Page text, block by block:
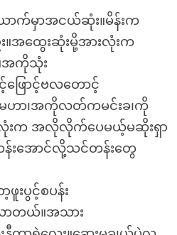
ောက်မှာအငယ်ဆုံး။မိန်းက
အထွေးဆုံးမို့အားလုံးက
အကိုသုံး
ြောင့်ဗလတောင့်
မဟာ၊အကိုလတ်ကမင်းခ၊ကို
လုံးက အလိုလိုက်ပေမယ့်မဆိုးရှာ
န်းအောင်လို့သင်တန်းတွေ
ပွင့်စပန်း
တယ်။အသား